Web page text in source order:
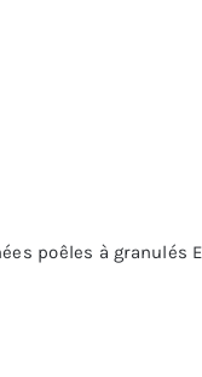
poêles à granulés